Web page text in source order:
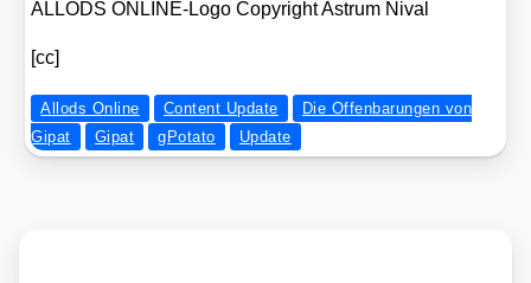
ALLODS ONLINE-Logo Copy­right Astrum Nival
[cc]
Allods Online Content Update
Die Offenbarungen von
Gipat
Gipat gPotato Update